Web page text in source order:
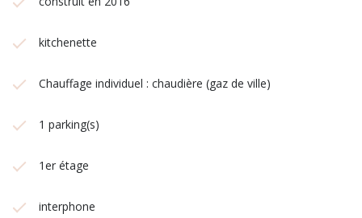
kitchenette
Chauffage individuel : chaudière (gaz de ville)
1 parking(s)
1er étage
interphone